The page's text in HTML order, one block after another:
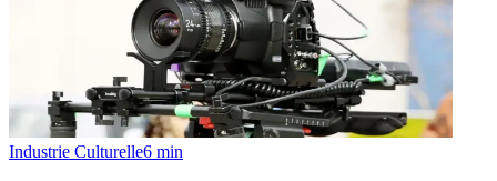
Industrie Culturelle6 min